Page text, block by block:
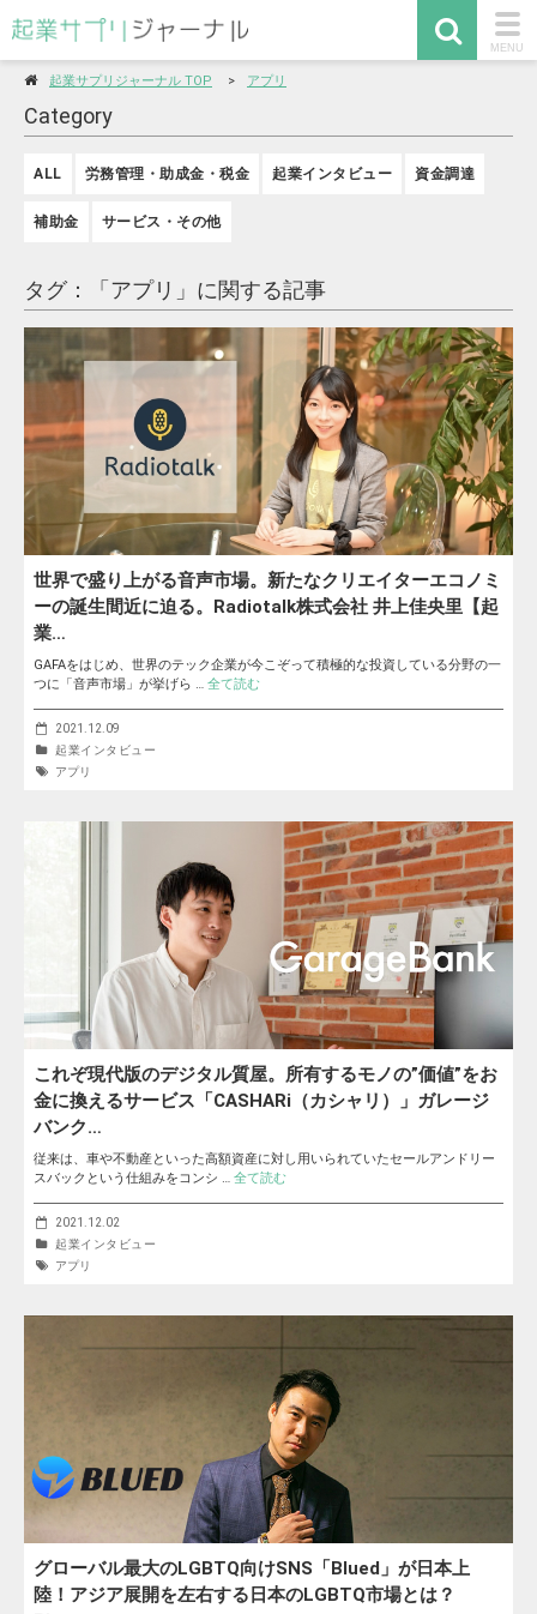
MENU
起業サプリジャーナル TOP アプリ
Category
ALL 労務管理・助成金・税金 起業インタビュー 資金調達
補助金 サービス・その他
タグ：「アプリ」に関する記事
世界で盛り上がる音声市場。新たなクリエイターエコノミ
ーの誕生間近に迫る。Radiotalk株式会社 井上佳央里【起
業…
GAFAをはじめ、世界のテック企業が今こぞって積極的な投資している分野の一
つに「音声市場」が挙げら … 全て読む
2021.12.09
起業インタビュー
アプリ
これぞ現代版のデジタル質屋。所有するモノの”価値”をお
金に換えるサービス「CASHARi（カシャリ）」ガレージ
バンク…
従来は、車や不動産といった高額資産に対し用いられていたセールアンドリー
スバックという仕組みをコンシ … 全て読む
2021.12.02
起業インタビュー
アプリ
グローバル最大のLGBTQ向けSNS「Blued」が日本上
陸！アジア展開を左右する日本のLGBTQ市場とは？